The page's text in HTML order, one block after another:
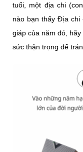
tuổi, một địa chi
nào bạn thấy Địa chi
giáp của năm đó,
sức thận trọng để